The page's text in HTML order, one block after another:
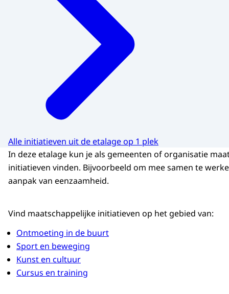
Alle initiatieven uit de etalage op 1 plek
In deze etalage kun je als gemeenten of organisatie
initiatieven vinden. Bijvoorbeeld om mee samen te
aanpak van eenzaamheid.
Vind maatschappelijke initiatieven op het gebied van:
Ontmoeting in de buurt
Sport en beweging
Kunst en cultuur
Cursus en training